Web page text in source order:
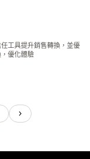
工具提升銷售轉換，並優
優化體驗